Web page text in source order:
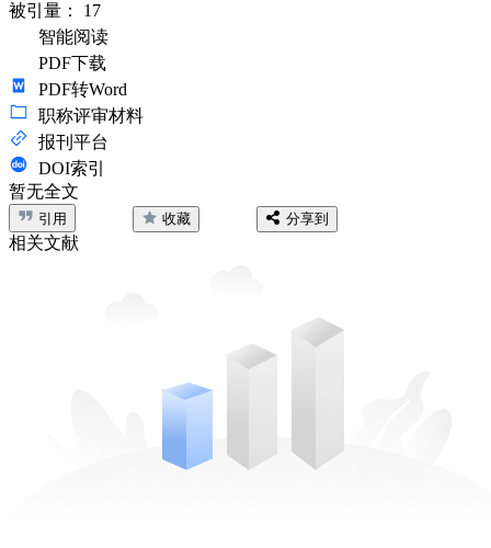
被引量： 17
智能阅读
PDF下载
PDF转Word
职称评审材料
报刊平台
DOI索引
暂无全文
引用 收藏 分享到
相关文献